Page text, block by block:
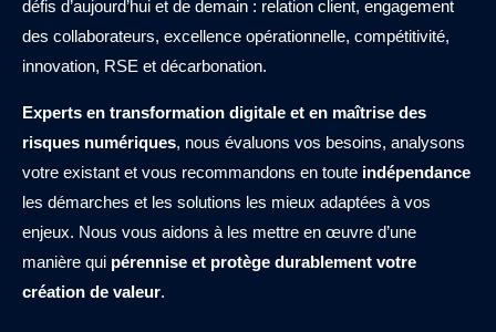
défis d’aujourd’hui et de demain : relation client, engagement
des collaborateurs, excellence opérationnelle, compétitivité,
innovation, RSE et décarbonation.
Experts en transformation digitale et en maîtrise des
risques numériques, nous évaluons vos besoins, analysons
votre existant et vous recommandons en toute indépendance
les démarches et les solutions les mieux adaptées à vos
enjeux. Nous vous aidons à les mettre en œuvre d’une
manière qui pérennise et protège durablement votre
création de valeur.